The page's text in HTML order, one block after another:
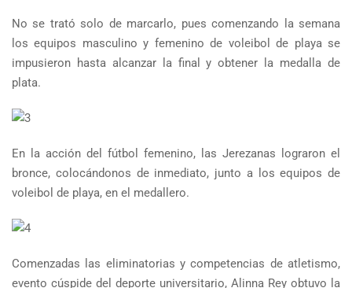
No se trató solo de marcarlo, pues comenzando la semana
los equipos masculino y femenino de voleibol de playa se
impusieron hasta alcanzar la final y obtener la medalla de
plata.
En la acción del fútbol femenino, las Jerezanas lograron el
bronce, colocándonos de inmediato, junto a los equipos de
voleibol de playa, en el medallero.
Comenzadas las eliminatorias y competencias de atletismo,
evento cúspide del deporte universitario, Alinna Rey obtuvo la